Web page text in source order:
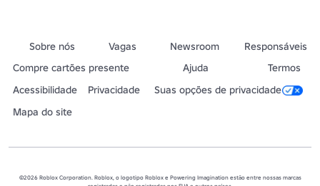
Sobre nós Vagas Newsroom
Responsáveis
Compre cartões presente
Ajuda
Termos
Acessibilidade
Privacidade
Suas opções de privacidade
Mapa do site
©2026 Roblox Corporation. Roblox, o logotipo Roblox e Powering Imagination estão entre nossas marcas